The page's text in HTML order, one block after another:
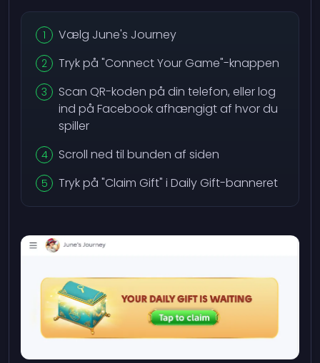
Vælg June's Journey
Tryk på "Connect Your Game"-knappen
Scan QR-koden på din telefon, eller log
ind på Facebook afhængigt af hvor du
spiller
Scroll ned til bunden af siden
Tryk på "Claim Gift" i Daily Gift-banneret